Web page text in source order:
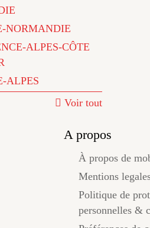
NORMANDIE
ALPES-CÔTE
ALPES
Voir tout
A propos
À propos de
Mentions
Politique de
personnelles &